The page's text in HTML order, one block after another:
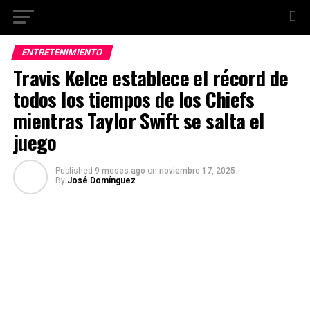
ENTRETENIMIENTO
Travis Kelce establece el récord de
todos los tiempos de los Chiefs
mientras Taylor Swift se salta el
juego
Published 9 meses ago on noviembre 17, 2025
By José Domínguez